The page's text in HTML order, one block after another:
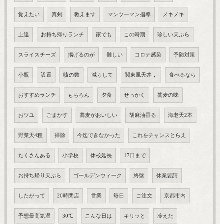
覚えたい 真剣 教えます マンツーマン指導 メキメキ
上達 お持ち帰りランチ 家でも この時期 珍しい天ぷら
スライスチーズ 揚げるのが 難しい コロナ感染 予防対策
小瓶 設置 咳の数 減らして 関東風天丼， 食べるなら
おすすめランチ もちろん 夕食 せっかく 蕎麦の味
おツユ ごまかす 蕎麦がおいしい 胡麻油香る 海老天2本
野菜天4種 掃除 今迄できなかった これをチャンスとらえ
たくさんある 小学校 休校延長 17日まで
お持ち帰り天ぷら ゴールデンウィーク 終盤 休業要請
したがって 20時閉店 営業 毎日 ご注文 京都市内
予想最高気温 30℃ こんな日は キリッと 冷えた